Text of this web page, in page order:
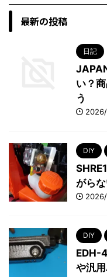
最新の投稿
日記
い？
う
DIY
がら
DIY
EDH-
や汎